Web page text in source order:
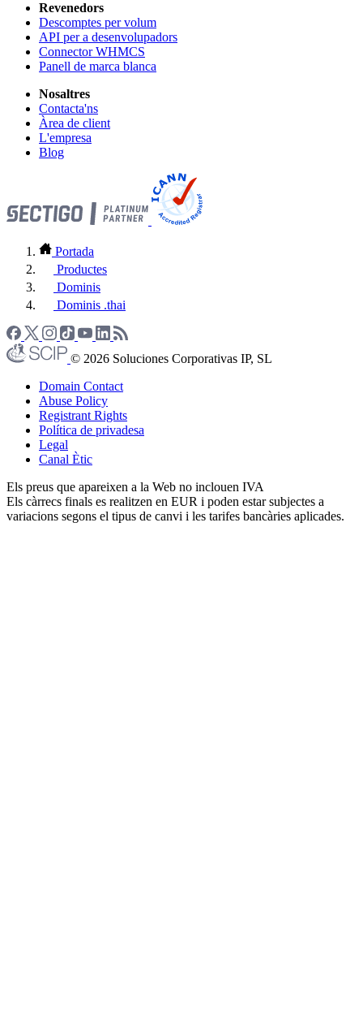
Revenedors
Descomptes per volum
API per a desenvolupadors
Connector WHMCS
Panell de marca blanca
Nosaltres
Contacta'ns
Àrea de client
L'empresa
Blog
Portada
Productes
Dominis
Dominis .thai
© 2026 Soluciones Corporativas IP, SL
Domain Contact
Abuse Policy
Registrant Rights
Política de privadesa
Legal
Canal Ètic
Els preus que apareixen a la Web no inclouen IVA
Els càrrecs finals es realitzen en EUR i poden estar subjectes a
variacions segons el tipus de canvi i les tarifes bancàries aplicades.